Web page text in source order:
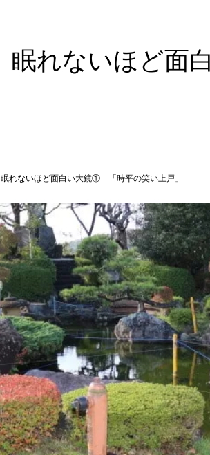
眠れないほど面
眠れないほど面白い大鏡① 「時平の笑い上戸」